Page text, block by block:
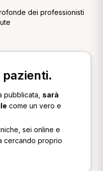
dei professionisti
pazienti.
pubblicata, sarà
come un vero e
sei online e
cercando proprio